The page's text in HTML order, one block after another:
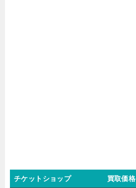
チケットショップ 買取価格